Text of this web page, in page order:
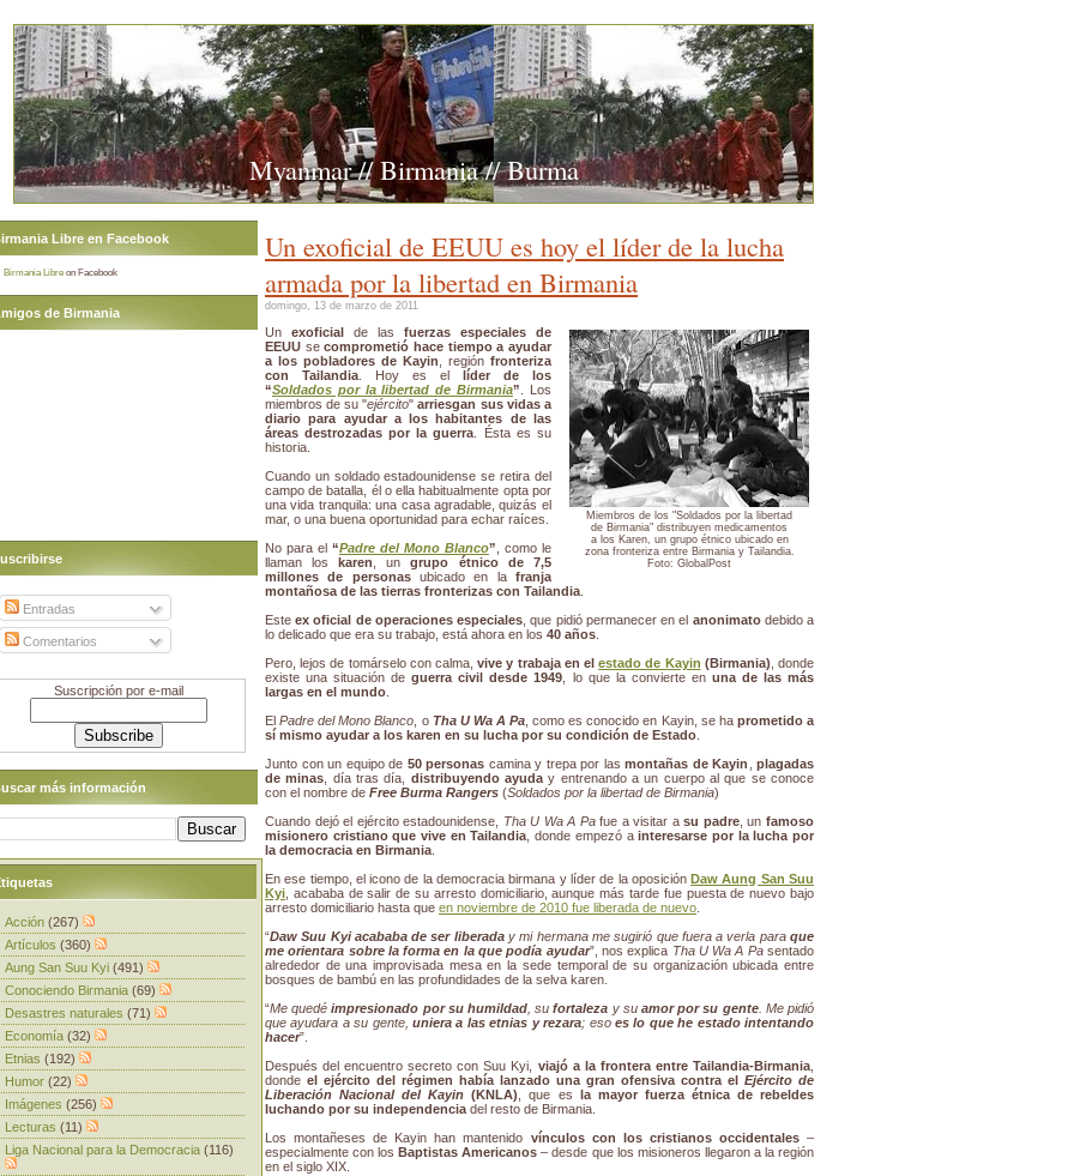
Myanmar // Birmania // Burma
Un exoficial de EEUU es hoy el líder de la lucha
armada por la libertad en Birmania
domingo, 13 de marzo de 2011
Miembros de los "Soldados por la libertad
de Birmania" distribuyen medicamentos
a los Karen, un grupo étnico ubicado en
zona fronteriza entre Birmania y Tailandia.
Foto: GlobalPost
Un exoficialde las fuerzas especiales de
EEUU secomprometió hace tiempo a ayudar
a los pobladores de Kayin , región fronteriza
con Tailandia. Hoy es el líder de los
“Soldados por la libertad de Birmania” . Los
miembros de su "ejército"arriesgan sus vidas a
diario para ayudar a los habitantes de las
áreas destrozadas por la guerra . Ésta es su
historia.
Cuando un soldado estadounidense se retira del
campo de batalla, él o ella habitualmente opta por
una vida tranquila: una casa agradable, quizás el
mar, o una buena oportunidad para echar raíces.
No para el “Padre del Mono Blanco” , como le
llaman loskaren , ungrupo étnico de 7,5
millones de personasubicado en la franja
montañosa de las tierras fronterizas con Tailandia
Esteex oficial de operaciones especiales , que pidió permanecer en el anonimatodebido a
lo delicado que era su trabajo, está ahora en los 40 años
Pero, lejos de tomárselo con calma,vive y trabaja en elestado de Kayin (Birmania) , donde
existe una situación deguerra civil desde 1949 , lo que la convierte en una de las más
largas en el mundo
ElPadre del Mono Blanco , o Tha U Wa A Pa , como es conocido en Kayin, se ha prometido a
sí mismo ayudar a los karen en su lucha por su condición de Estado
Junto con un equipo de 50 personas camina y trepa por lasmontañas de Kayin ,plagadas
de minas , día tras día, distribuyendo ayuda y entrenando a un cuerpo al que se conoce
con el nombre de Free Burma Rangers (Soldados por la libertad de Birmania)
Cuando dejó el ejército estadounidense,
Tha U Wa A Pafue a visitar asu padre, unfamoso
misionero cristiano que vive en Tailandia , donde empezó ainteresarse por la lucha por
la democracia en Birmania
En ese tiempo, el icono de la democracia birmana y líder de la oposiciónDaw Aung San Suu
Kyi , acababa de salir de su arresto domiciliario, aunque más tarde fue puesta de nuevo bajo
arresto domiciliario hasta que en noviembre de 2010 fue liberada de nuevo
“Daw Suu Kyi acababa de ser liberaday mi hermana me sugirió que fuera a verla paraque
me orientara sobre la forma en la que podía ayudar”, nos explica Tha U Wa A Pasentado
alrededor de una improvisada mesa en la sede temporal de su organización ubicada entre
bosques de bambú en las profundidades de la selva karen.
“Me quedéimpresionado por su humildad , sufortaleza y suamor por su gente. Me pidió
que ayudara a su gente,uniera a las etnias y rezara; eso es lo que he estado intentando
hacer”.
Después del encuentro secreto con Suu Kyi, viajó a la frontera entre Tailandia-Birmania
donde el ejército del régimen había lanzado una gran ofensiva contra el Ejército de
Liberación Nacional del Kayin (KNLA) , que es la mayor fuerza étnica de rebeldes
luchando por su independencia del resto de Birmania.
Los montañeses de Kayin han mantenido vínculos con los cristianos occidentales–
especialmente con losBaptistas Americanos – desde que los misioneros llegaron a la región
en el siglo XIX.
Libre en Facebook
Birmania Libre on Facebook
de Birmania
Entradas
Comentarios
Suscripción por e-mail
más información
Acción (267)
Artículos (360)
Aung San Suu Kyi (491)
Conociendo Birmania (69)
Desastres naturales (71)
Economía (32)
Etnias (192)
Humor (22)
Imágenes (256)
Lecturas (11)
Liga Nacional para la Democracia (116)